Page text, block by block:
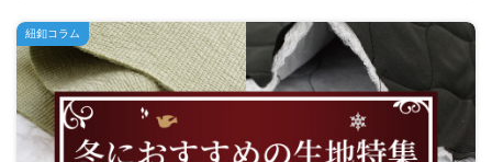
紐釦コラム